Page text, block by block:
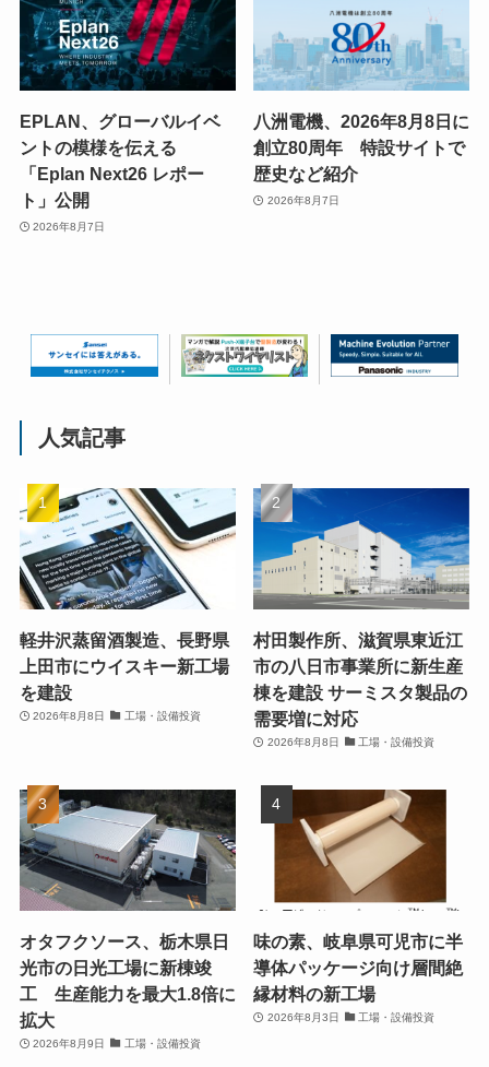
EPLAN、グローバルイベ
ントの模様を伝える
「Eplan Next26 レポー
ト」公開
2026年8月7日
八洲電機、2026年8月8日に
創立80周年 特設サイトで
歴史など紹介
2026年8月7日
人気記事
軽井沢蒸留酒製造、長野県
上田市にウイスキー新工場
を建設
2026年8月8日 工場・設備投資
村田製作所、滋賀県東近江
市の八日市事業所に新生産
棟を建設 サーミスタ製品の
需要増に対応
2026年8月8日 工場・設備投資
オタフクソース、栃木県日
光市の日光工場に新棟竣
工 生産能力を最大1.8倍に
拡大
2026年8月9日 工場・設備投資
味の素、岐阜県可児市に半
導体パッケージ向け層間絶
縁材料の新工場
2026年8月3日 工場・設備投資